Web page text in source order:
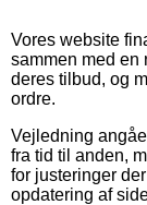
Vores website
sammen med en
deres tilbud, og
ordre.
Vejledning
fra tid til anden,
for justeringer
opdatering af